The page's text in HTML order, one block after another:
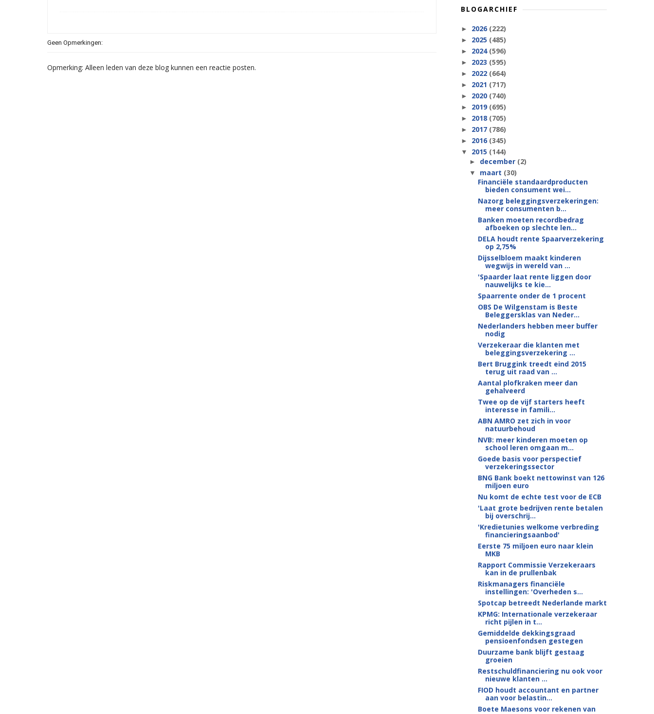
Geen Opmerkingen:
Opmerking: Alleen leden van deze blog kunnen een reactie posten.
BLOGARCHIEF
► 2026 (222)
► 2025 (485)
► 2024 (596)
► 2023 (595)
► 2022 (664)
► 2021 (717)
► 2020 (740)
► 2019 (695)
► 2018 (705)
► 2017 (786)
► 2016 (345)
▼ 2015 (144)
► december (2)
▼ maart (30)
Financiële standaardproducten
bieden consument wei...
Nazorg beleggingsverzekeringen:
meer consumenten b...
Banken moeten recordbedrag
afboeken op slechte len...
DELA houdt rente Spaarverzekering
op 2,75%
Dijsselbloem maakt kinderen
wegwijs in wereld van ...
'Spaarder laat rente liggen door
nauwelijks te kie...
Spaarrente onder de 1 procent
OBS De Wilgenstam is Beste
Beleggersklas van Neder...
Nederlanders hebben meer buffer
nodig
Verzekeraar die klanten met
beleggingsverzekering ...
Bert Bruggink treedt eind 2015
terug uit raad van ...
Aantal plofkraken meer dan
gehalveerd
Twee op de vijf starters heeft
interesse in famili...
ABN AMRO zet zich in voor
natuurbehoud
NVB: meer kinderen moeten op
school leren omgaan m...
Goede basis voor perspectief
verzekeringssector
BNG Bank boekt nettowinst van 126
miljoen euro
Nu komt de echte test voor de ECB
'Laat grote bedrijven rente betalen
bij overschrij...
'Kredietunies welkome verbreding
financieringsaanbod'
Eerste 75 miljoen euro naar klein
MKB
Rapport Commissie Verzekeraars
kan in de prullenbak
Riskmanagers financiële
instellingen: 'Overheden s...
Spotcap betreedt Nederlande markt
KPMG: Internationale verzekeraar
richt pijlen in t...
Gemiddelde dekkingsgraad
pensioenfondsen gestegen
Duurzame bank blijft gestaag
groeien
Restschuldfinanciering nu ook voor
nieuwe klanten ...
FIOD houdt accountant en partner
aan voor belastin...
Boete Maesons voor rekenen van